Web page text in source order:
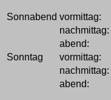
Sonnabend vormittag:
nachmittag:
abend:
Sonntag
vormittag:
nachmittag:
abend: